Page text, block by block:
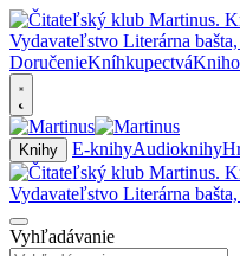
DoručenieKníhkupectvá
Knihy E-knihyAudioknihy
Vyhľadávanie